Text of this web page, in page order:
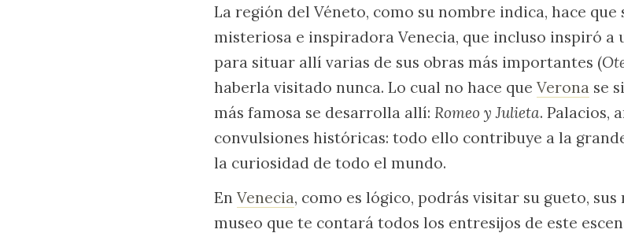
La región del Véneto, como su nombre indica, hace
misteriosa e inspiradora Venecia, que incluso inspiró a
para situar allí varias de sus obras más importantes (
haberla visitado nunca. Lo cual no hace que Verona se
más famosa se desarrolla allí: Romeo y Julieta. Palacios,
convulsiones históricas: todo ello contribuye a la
la curiosidad de todo el mundo.
En Venecia, como es lógico, podrás visitar su gueto, sus
museo que te contará todos los entresijos de este